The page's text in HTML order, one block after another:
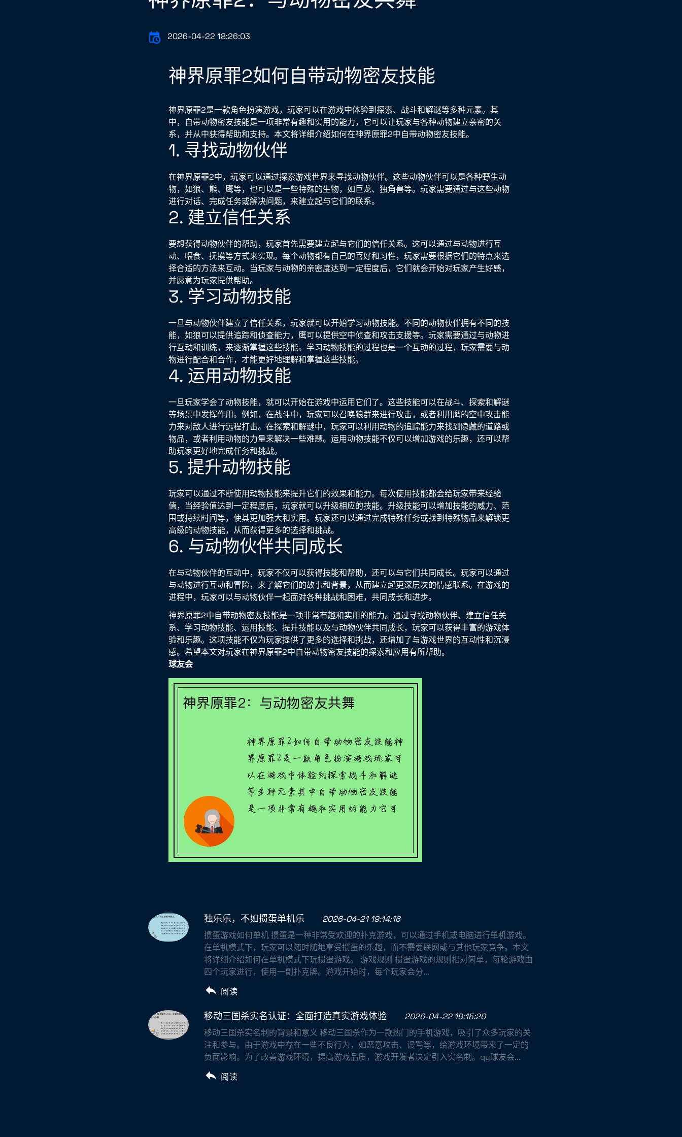
2026-04-22 18:26:03
神界原罪2如何自带动物密友技能
神界原罪2是一款角色扮演游戏，玩家可以在游戏中体验到探索、战斗和解谜等多种元素。其
中，自带动物密友技能是一项非常有趣和实用的能力，它可以让玩家与各种动物建立亲密的关
系，并从中获得帮助和支持。本文将详细介绍如何在神界原罪2中自带动物密友技能。
1. 寻找动物伙伴
在神界原罪2中，玩家可以通过探索游戏世界来寻找动物伙伴。这些动物伙伴可以是各种野生动
物，如狼、熊、鹰等，也可以是一些特殊的生物，如巨龙、独角兽等。玩家需要通过与这些动物
进行对话、完成任务或解决问题，来建立起与它们的联系。
2. 建立信任关系
要想获得动物伙伴的帮助，玩家首先需要建立起与它们的信任关系。这可以通过与动物进行互
动、喂食、抚摸等方式来实现。每个动物都有自己的喜好和习性，玩家需要根据它们的特点来选
择合适的方法来互动。当玩家与动物的亲密度达到一定程度后，它们就会开始对玩家产生好感，
并愿意为玩家提供帮助。
3. 学习动物技能
一旦与动物伙伴建立了信任关系，玩家就可以开始学习动物技能。不同的动物伙伴拥有不同的技
能，如狼可以提供追踪和侦查能力，鹰可以提供空中侦查和攻击支援等。玩家需要通过与动物进
行互动和训练，来逐渐掌握这些技能。学习动物技能的过程也是一个互动的过程，玩家需要与动
物进行配合和合作，才能更好地理解和掌握这些技能。
4. 运用动物技能
一旦玩家学会了动物技能，就可以开始在游戏中运用它们了。这些技能可以在战斗、探索和解谜
等场景中发挥作用。例如，在战斗中，玩家可以召唤狼群来进行攻击，或者利用鹰的空中攻击能
力来对敌人进行远程打击。在探索和解谜中，玩家可以利用动物的追踪能力来找到隐藏的道路或
物品，或者利用动物的力量来解决一些难题。运用动物技能不仅可以增加游戏的乐趣，还可以帮
助玩家更好地完成任务和挑战。
5. 提升动物技能
玩家可以通过不断使用动物技能来提升它们的效果和能力。每次使用技能都会给玩家带来经验
值，当经验值达到一定程度后，玩家就可以升级相应的技能。升级技能可以增加技能的威力、范
围或持续时间等，使其更加强大和实用。玩家还可以通过完成特殊任务或找到特殊物品来解锁更
高级的动物技能，从而获得更多的选择和挑战。
6. 与动物伙伴共同成长
在与动物伙伴的互动中，玩家不仅可以获得技能和帮助，还可以与它们共同成长。玩家可以通过
与动物进行互动和冒险，来了解它们的故事和背景，从而建立起更深层次的情感联系。在游戏的
进程中，玩家可以与动物伙伴一起面对各种挑战和困难，共同成长和进步。
神界原罪2中自带动物密友技能是一项非常有趣和实用的能力。通过寻找动物伙伴、建立信任关
系、学习动物技能、运用技能、提升技能以及与动物伙伴共同成长，玩家可以获得丰富的游戏体
验和乐趣。这项技能不仅为玩家提供了更多的选择和挑战，还增加了与游戏世界的互动性和沉浸
感。希望本文对玩家在神界原罪2中自带动物密友技能的探索和应用有所帮助。
球友会
独乐乐，不如掼蛋单机乐
2026-04-21 19:14:16
掼蛋游戏如何单机 掼蛋是一种非常受欢迎的扑克游戏，可以通过手机或电脑进行单机游戏。
在单机模式下，玩家可以随时随地享受掼蛋的乐趣，而不需要联网或与其他玩家竞争。本文
将详细介绍如何在单机模式下玩掼蛋游戏。 游戏规则 掼蛋游戏的规则相对简单，每轮游戏由
四个玩家进行，使用一副扑克牌。游戏开始时，每个玩家会分...
阅读
移动三国杀实名认证：全面打造真实游戏体验
2026-04-22 19:15:20
移动三国杀实名制的背景和意义 移动三国杀作为一款热门的手机游戏，吸引了众多玩家的关
注和参与。由于游戏中存在一些不良行为，如恶意攻击、谩骂等，给游戏环境带来了一定的
负面影响。为了改善游戏环境，提高游戏品质，游戏开发者决定引入实名制。qy球友会...
阅读